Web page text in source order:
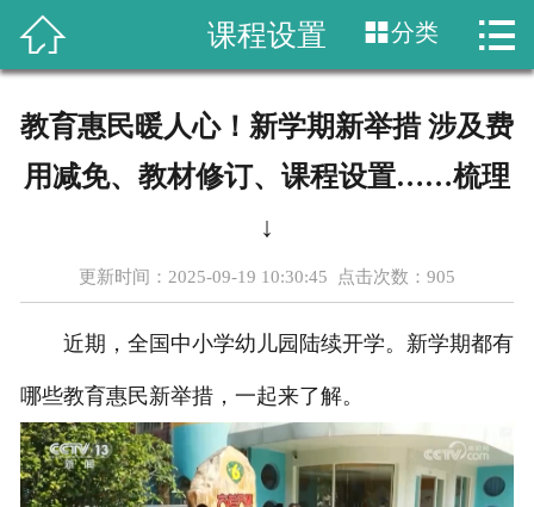
 首页
课程设置
成功案例
行业资讯
在线留言
 课程设置 分类 
教育惠民暖人心！新学期新举措 涉及费
用减免、教材修订、课程设置……梳理
↓
更新时间：2025-09-19 10:30:45 点击次数： 905
近期，全国中小学幼儿园陆续开学。新学期都有
哪些教育惠民新举措，一起来了解。